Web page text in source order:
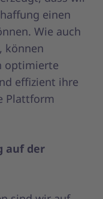
einen
Wie auch
können
optimierte
effizient ihre
Plattform
auf der